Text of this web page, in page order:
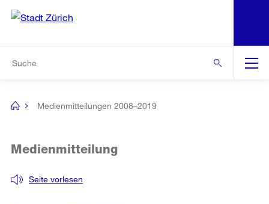
Navigation
[no
Medienmitteilungen 2008–2019
Seite vorlesen
Medienmitteilung